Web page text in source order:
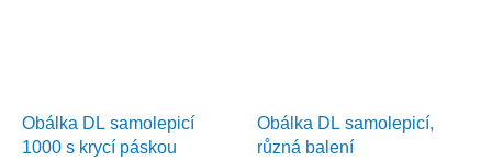
Obálka DL samolepicí
1000 s krycí páskou
Obálka DL samolepicí,
různá balení